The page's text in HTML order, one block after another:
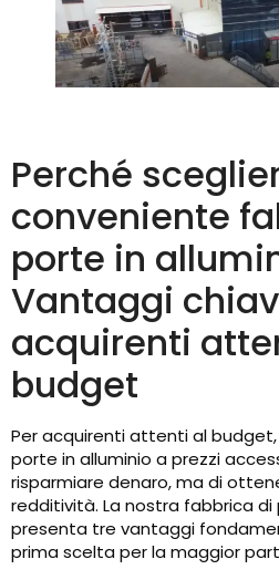
Perché
conveniente
porte in
Vantaggi
acquirenti
budget
Per acquirenti attenti al
porte in alluminio a prezzi
risparmiare denaro, ma di
redditività. La nostra fabbrica di
presenta tre vantaggi
prima scelta per la maggior